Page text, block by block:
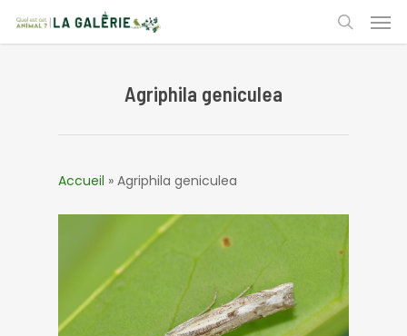
main
search
Agriphila geniculea
Accueil » Agriphila geniculea